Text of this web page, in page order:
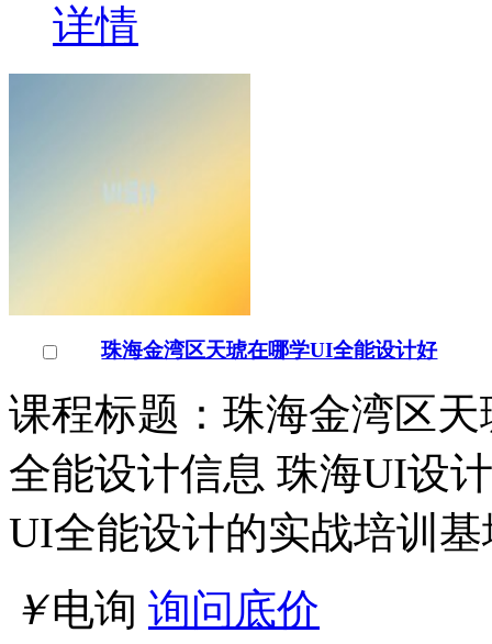
详情
珠海金湾区天琥在哪学UI全能设计好
课程标题：珠海金湾区
全能设计信息 珠海UI设
UI全能设计的实战培训基
￥电询 询问底价